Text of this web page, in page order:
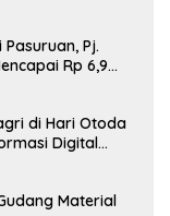
Pj.
Rp 6,9
di Hari Otoda
Digital
Material